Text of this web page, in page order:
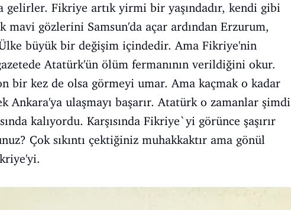
Fikriye artık yirmi bir yaşındadır, kendi gibi
mavi gözlerini Samsun'da açar ardından Erzurum,
büyük bir değişim içindedir. Ama Fikriye'nin
Atatürk'ün ölüm fermanının verildiğini okur.
bir kez de olsa görmeyi umar. Ama kaçmak o kadar
ulaşmayı başarır. Atatürk o zamanlar şimdi
kalıyordu. Karşısında Fikriye`yi görünce şaşırır
Çok sıkıntı çektiğiniz muhakkaktır ama gönül